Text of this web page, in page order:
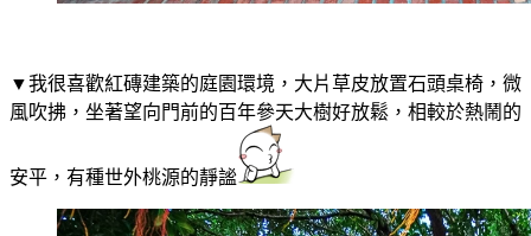
▼我很喜歡紅磚建築的庭園環境，大片草皮放置石頭桌椅，微
風吹拂，坐著望向門前的百年參天大樹好放鬆，相較於熱鬧的
安平，有種世外桃源的靜謐